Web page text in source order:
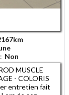
Non
MUSCLE
- COLORIS
entretien fait